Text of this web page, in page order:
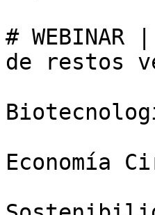
#
de restos
Economía